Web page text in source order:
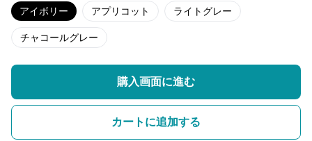
アイボリー アプリコット ライトグレー
チャコールグレー
購入画面に進む
カートに追加する